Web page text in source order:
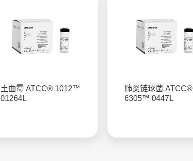
土曲霉 ATCC® 1012™
01264L
肺炎链球菌 ATCC®
6305™ 0447L